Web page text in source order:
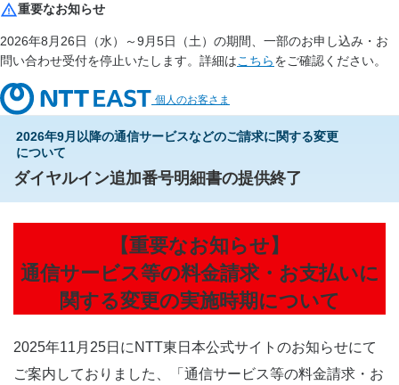
重要なお知らせ
2026年8月26日（水）～9月5日（土）の期間、一部のお申し込み・お
問い合わせ受付を停止いたします。詳細はこちらをご確認ください。
個人のお客さま
2026年9月以降の通信サービスなどのご請求に関する変更
について
ダイヤルイン追加番号明細書の提供終了
【重要なお知らせ】
通信サービス等の料金請求・お支払いに
関する変更の実施時期について
2025年11月25日にNTT東日本公式サイトのお知らせにて
ご案内しておりました、「通信サービス等の料金請求・お